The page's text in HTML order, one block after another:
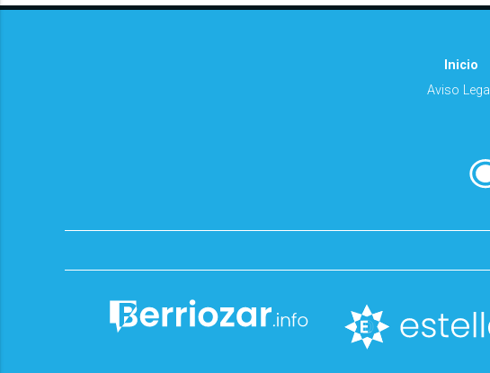
Inicio
Aviso Legal